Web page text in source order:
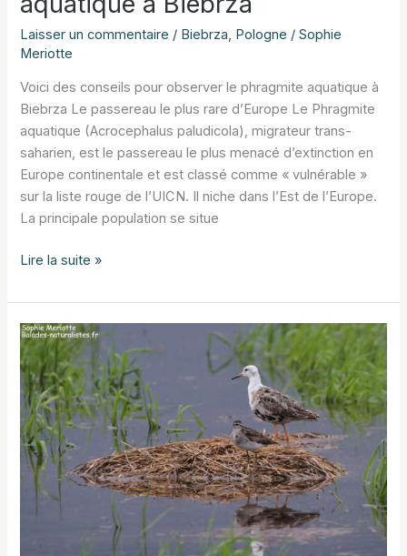
Laisser un commentaire / Biebrza, Pologne /Sophie
Meriotte
Voici des conseils pour observer le phragmite aquatique à
Biebrza Le passereau le plus rare d’Europe Le Phragmite
aquatique (Acrocephalus paludicola), migrateur trans-
saharien, est le passereau le plus menacé d’extinction en
Europe continentale et est classé comme « vulnérable »
sur la liste rouge de l’UICN. Il niche dans l’Est de l’Europe.
La principale population se situe
Observer
phragmite
aquatique
à
Biebrza
Lire la suite »